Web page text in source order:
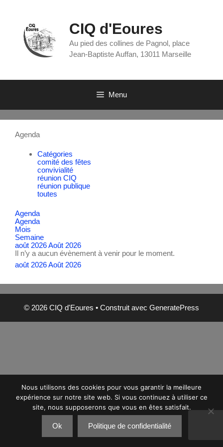
CIQ d'Eoures
Au pied des collines de Pagnol, place
Jean-Baptiste Auffan, 13011 Marseille
Menu
Agenda
Catégories
comité des fêtes
convivialité
réunion CIQ
réunion publique
toutes
Agenda
Agenda
Mois
Semaine
août 2026Août 2026
Il n’y a aucun évènement à venir pour le moment.
août 2026Août 2026
© 2026 CIQ d'Eoures • Construit avec GeneratePress
Nous utilisons des cookies pour vous garantir la meilleure
expérience sur notre site web. Si vous continuez à utiliser ce
site, nous supposerons que vous en êtes satisfait.
Ok Politique de confidentialité